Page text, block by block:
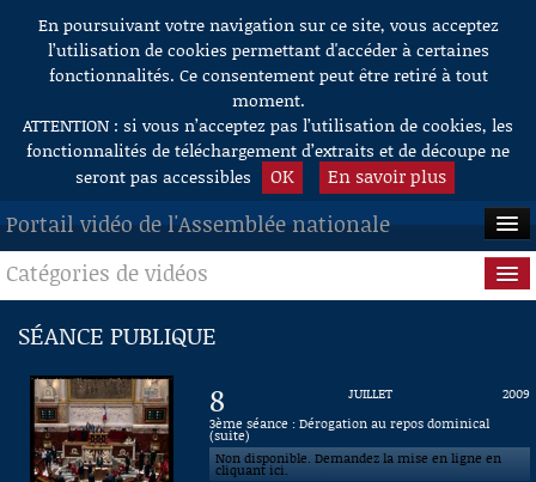
Aller au contenu
En poursuivant votre navigation sur ce site, vous acceptez
l’utilisation de cookies permettant d'accéder à certaines
fonctionnalités. Ce consentement peut être retiré à tout
moment.
ATTENTION : si vous n’acceptez pas l’utilisation de cookies, les
fonctionnalités de téléchargement d’extraits et de découpe ne
seront pas accessibles
OK En savoir plus
Portail vidéo de l'Assemblée nationale
ACCUEIL
EN DIRECT
À LA DEMANDE
RECHERCHE
AIDE À LA DÉCOUPE
Catégories de vidéos
Séance publique
Questions au Gouvernement
Commissions
SÉANCE PUBLIQUE
8 JUILLET
2009
3ème séance : Dérogation au repos dominical
(suite)
Non disponible. Demandez la mise en ligne en
cliquant ici.